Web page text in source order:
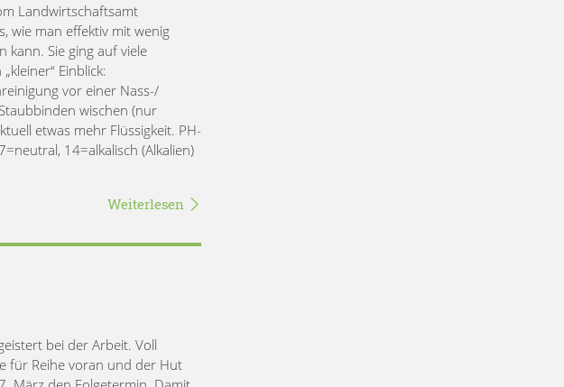
Landwirtschaftsamt
wie man effektiv mit wenig
kann. Sie ging auf viele
Einblick:
vor einer Nass-/
wischen (nur
etwas mehr Flüssigkeit. PH-
14=alkalisch (Alkalien)
Weiterlesen
bei der Arbeit. Voll
für Reihe voran und der Hut